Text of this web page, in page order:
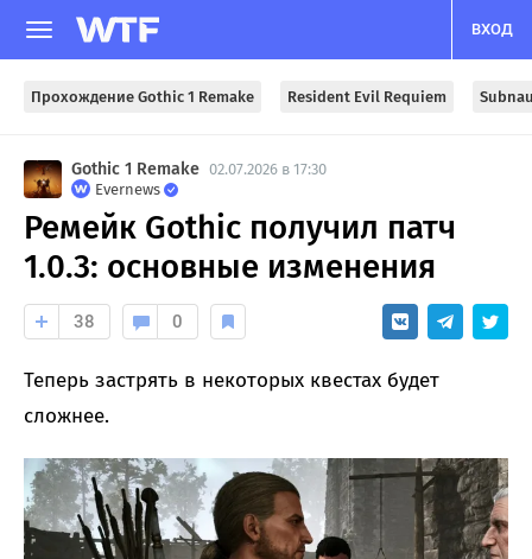
ВХОД
Прохождение Gothic 1 Remake Resident Evil Requiem
Gothic 1 Remake 02.07.2026 в 17:30
Evernews
Ремейк Gothic получил патч
1.0.3: основные изменения
38 0
Теперь застрять в некоторых квестах будет
сложнее.